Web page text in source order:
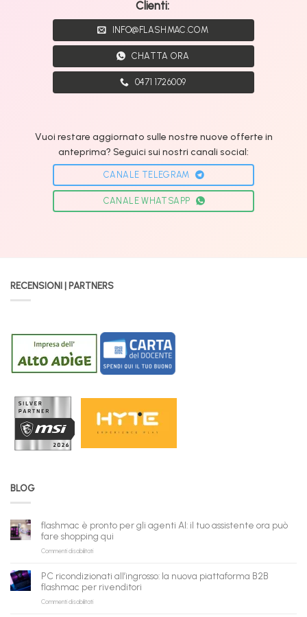
Clienti:
INFO@FLASHMAC.COM
CHATTA ORA
0471 1726009
Vuoi restare aggiornato sulle nostre nuove offerte in
anteprima? Seguici sui nostri canali social:
CANALE TELEGRAM
CANALE WHATSAPP
RECENSIONI | PARTNERS
BLOG
flashmac è pronto per gli agenti AI: il tuo assistente ora può
fare shopping qui
Commenti disabilitatisu
pronto
per
gli
PC ricondizionati all’ingrosso: la nuova piattaforma B2B
flashmac per rivenditori
Commenti disabilitatisu